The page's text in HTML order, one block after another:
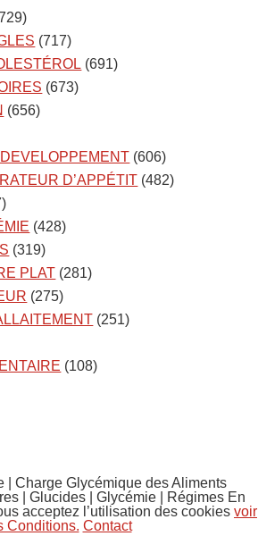
(717)
(691)
(673)
(656)
(606)
D’APPÉTIT (482)
(428)
(319)
PLAT (281)
(275)
(251)
(108)
| Charge Glycémique des Aliments
| Glucides | Glycémie | Régimes En
acceptez l’utilisation des cookies voir
Conditions. Contact